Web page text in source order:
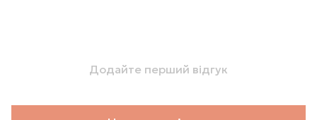
Додайте перший відгук